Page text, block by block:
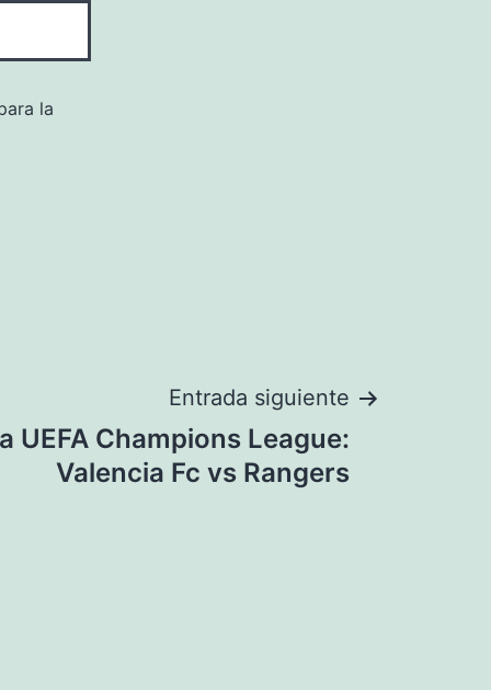
la
Entrada siguiente
UEFA Champions League:
Valencia Fc vs Rangers